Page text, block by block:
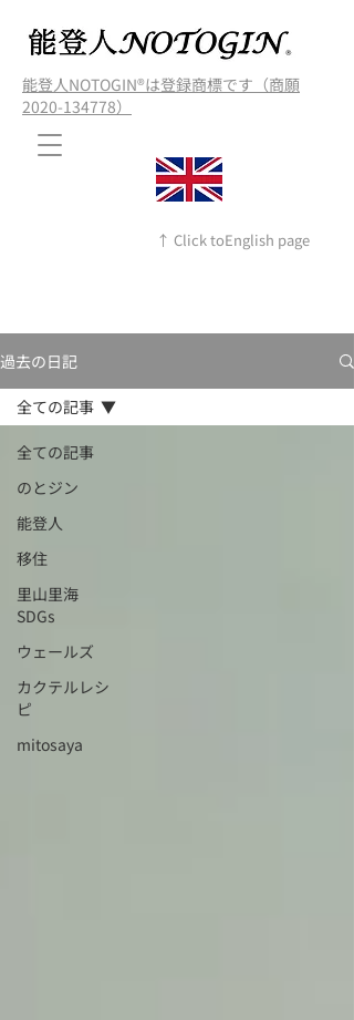
能登人NOTOGIN®️は登録商標です（商願
2020-134778）
↑ Click toEnglish page
過去の日記
全ての記事
のとジン
能登人
移住
里山里海
SDGs
ウェールズ
カクテルレシ
ピ
mitosaya
全ての記事